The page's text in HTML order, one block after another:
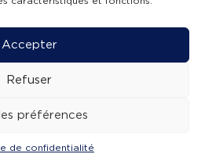
Accepter
Refuser
préférences
de confidentialité
AGENDA
-Accessibilité